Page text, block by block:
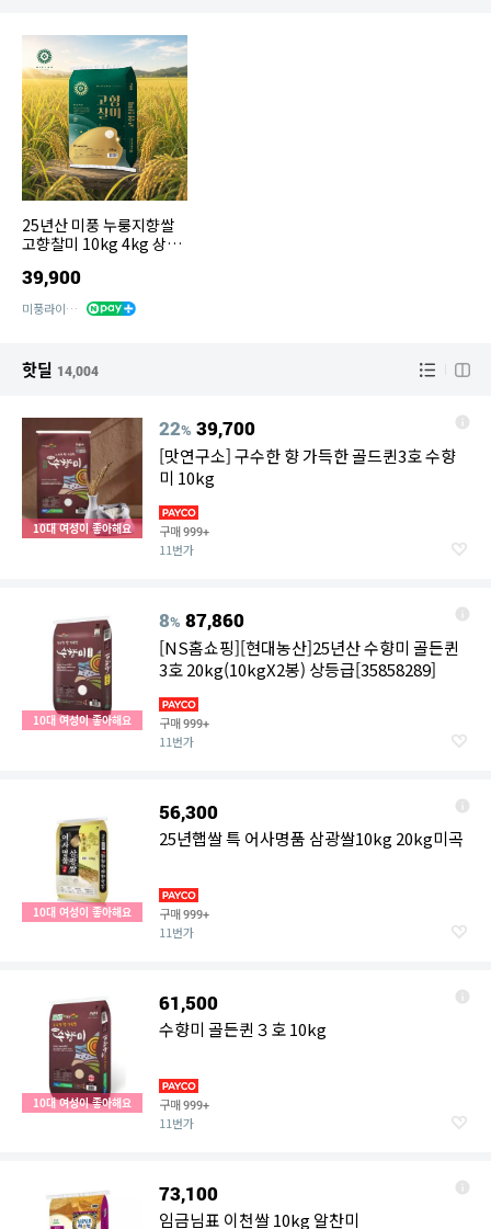
25년산 미풍 누룽지향쌀
고향찰미 10kg 4kg 상등
39,900
미풍라이스센터
핫딜 14,004
10대 여성이 좋아해요
22% 39,700
[맛연구소] 구수한 향 가득한 골드퀸3호 수향
미 10kg
구매999+
11번가
10대 여성이 좋아해요
8% 87,860
[NS홈쇼핑][현대농산]25년산 수향미 골든퀸
3호 20kg(10kgX2봉) 상등급[35858289]
구매999+
11번가
10대 여성이 좋아해요
56,300
25년햅쌀 특 어사명품 삼광쌀10kg 20kg미곡
구매999+
11번가
10대 여성이 좋아해요
61,500
수향미 골든퀸３호 10kg
구매999+
11번가
73,100
임금님표 이천쌀 10kg 알찬미